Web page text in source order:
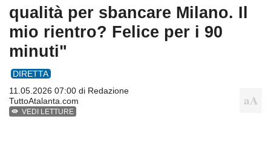
qualità per sbancare Milano. Il
mio rientro? Felice per i 90
minuti"
DIRETTA
11.05.2026 07:00 di Redazione
TuttoAtalanta.com
VEDI LETTURE